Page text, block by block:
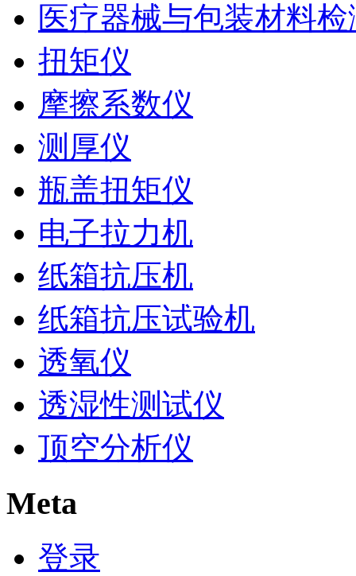
医疗器械与包装材料检
扭矩仪
摩擦系数仪
测厚仪
瓶盖扭矩仪
电子拉力机
纸箱抗压机
纸箱抗压试验机
透氧仪
透湿性测试仪
顶空分析仪
Meta
登录